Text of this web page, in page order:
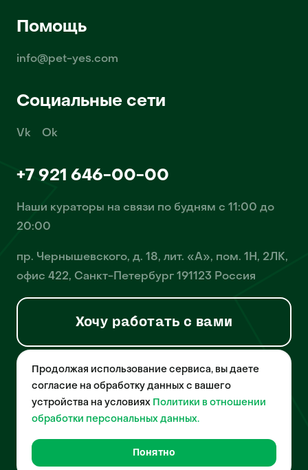
Помощь
info@pet-yes.com
Социальные сети
Vk Ok
+7 921 646-00-00
Наши кураторы на связи по будням с 11:00 до
20:00
пр. Чернышевского, д. 18, лит. «А», пом. 1Н, 2ЛК,
офис 422, Санкт-Петербург 191123 Россия
Хочу работать с вами
© 2026 Pet-Yes. ООО «Биржа домашних животных «Пет-Ес»
осуществляет деятельность в области информационных
технологий, деятельность по разработке и эксплуатации
собственного программного обеспечения, деятельность
порталов в информационно-коммуникационной сети Интернет и
домашних животных», свидетельство о регистрации
№2021612018 от 10 февраля 2021 года.
Продолжая использование сервиса, вы даете
согласие на обработку данных с вашего
устройства на условиях Политики в отношении
обработки персональных данных.
Понятно